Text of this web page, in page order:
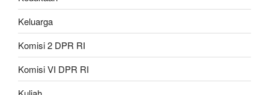
Keluarga
Komisi 2 DPR RI
Komisi VI DPR RI